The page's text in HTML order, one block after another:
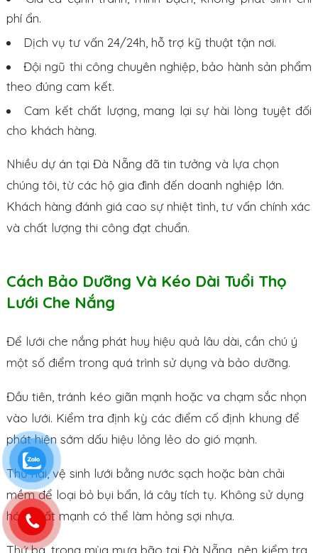
phí ẩn.
Dịch vụ tư vấn 24/24h, hỗ trợ kỹ thuật tận nơi.
Đội ngũ thi công chuyên nghiệp, bảo hành sản phẩm
theo đúng cam kết.
Cam kết chất lượng, mang lại sự hài lòng tuyệt đối
cho khách hàng.
Nhiều dự án tại Đà Nẵng đã tin tưởng và lựa chọn
chúng tôi, từ các hộ gia đình đến doanh nghiệp lớn.
Khách hàng đánh giá cao sự nhiệt tình, tư vấn chính xác
và chất lượng thi công đạt chuẩn.
Cách Bảo Dưỡng Và Kéo Dài Tuổi Thọ
Lưới Che Nắng
Để lưới che nắng phát huy hiệu quả lâu dài, cần chú ý
một số điểm trong quá trình sử dụng và bảo dưỡng.
Đầu tiên, tránh kéo giãn mạnh hoặc va chạm sắc nhọn
vào lưới. Kiểm tra định kỳ các điểm cố định khung để
phát hiện sớm dấu hiệu lỏng lẻo do gió mạnh.
Thứ hai, vệ sinh lưới bằng nước sạch hoặc bàn chải
mềm để loại bỏ bụi bẩn, lá cây tích tụ. Không sử dụng
hóa chất mạnh có thể làm hỏng sợi nhựa.
Thứ ba, trong mùa mưa bão tại Đà Nẵng, nên kiểm tra